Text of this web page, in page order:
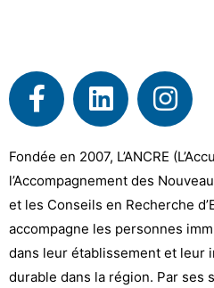
Fondée en 2007, L’ANCRE
l’Accompagnement des
et les Conseils en Recherche
accompagne les personnes
dans leur établissement et leur
durable dans la région. Par ses